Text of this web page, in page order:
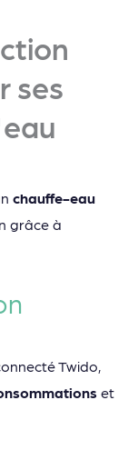
ses
chauffe-eau
grâce à
Twido,
et